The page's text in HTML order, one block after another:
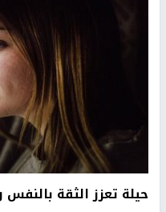
حيلة تعزز الثقة بالنفس